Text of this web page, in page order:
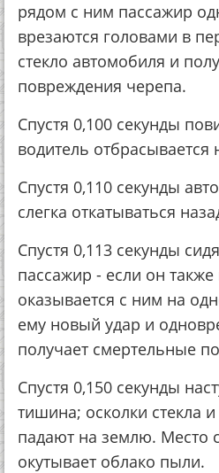
рядом с ним пассажир
врезаются головами в
стекло автомобиля и
повреждения черепа.
Спустя 0,100 секунды
водитель отбрасывается
Спустя 0,110 секунды
слегка откатываться
Спустя 0,113 секунды
пассажир - если он также
оказывается с ним на
ему новый удар и
получает смертельные
Спустя 0,150 секунды
тишина; осколки стекла
падают на землю. Место
окутывает облако пыли.